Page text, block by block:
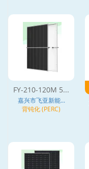
FY-210-120M 5...
嘉兴市飞亚新能...
背钝化 (PERC)